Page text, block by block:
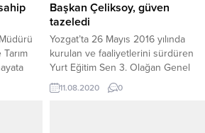
Başkan Çeliksoy, güven
tazeledi
Yozgat’ta 26 Mayıs 2016 yılında
kurulan ve faaliyetlerini sürdüren
Yurt Eğitim Sen 3. Olağan Genel
Kurul’unda mevcut Başkan Hakan
Çeliksoy, güven tazeleyerek
11.08.2020 0